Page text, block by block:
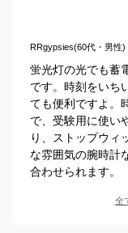
RRgypsies(60代・男性)
蛍光灯の光でも蓄
です。時刻をいち
ても便利ですよ。
で、受験用に使い
り、ストップウィ
な雰囲気の腕時計
合わせられます。
全